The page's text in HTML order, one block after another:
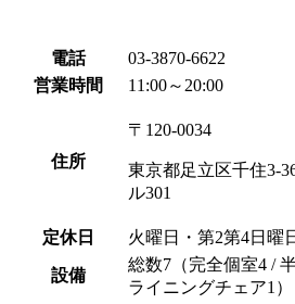
電話
03-3870-6622
営業時間
11:00～20:00
住所
〒120-0034
東京都足立区千住3-
ル301
定休日 火曜日・第2第4日曜
設備
総数7（完全個室4 /
ライニングチェア1）